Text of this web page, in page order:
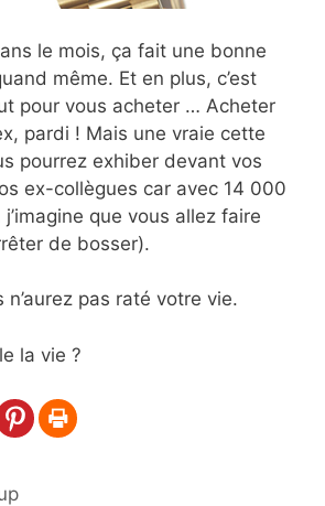
le mois, ça fait une bonne
même. Et en plus, c’est
pour vous acheter … Acheter
pardi ! Mais une vraie cette
pourrez exhiber devant vos
ex-collègues car avec 14 000
que vous allez faire
de bosser).
n’aurez pas raté votre vie.
la vie ?